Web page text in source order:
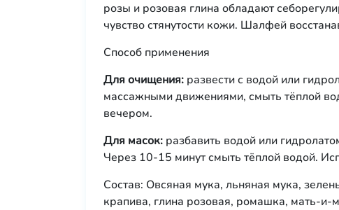
розы и розовая глина обладают
чувство стянутости кожи. Шалфей
Способ применения
Для очищения: развести с водой или
массажными движениями, смыть тёплой
вечером.
Для масок: разбавить водой или
Через 10-15 минут смыть тёплой водой.
Состав: Овсяная мука, льняная мука,
крапива, глина розовая, ромашка, мать-и-